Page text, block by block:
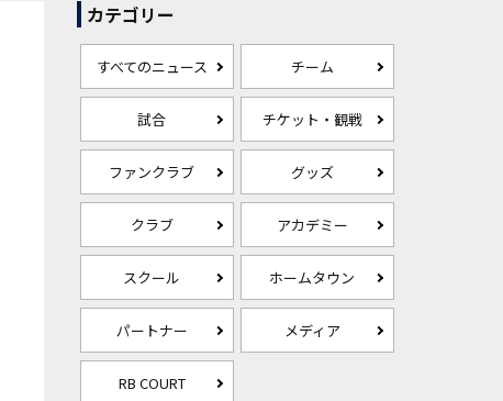
カテゴリー
すべてのニュース チーム
試合 チケット・観戦
ファンクラブ グッズ
クラブ アカデミー
スクール ホームタウン
パートナー メディア
RB COURT